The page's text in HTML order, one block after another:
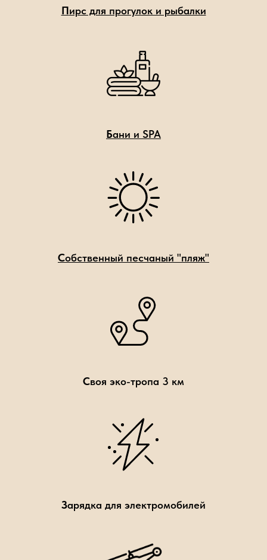
Пирс для прогулок и рыбалки
Бани и SPA
Собственный песчаный "пляж"
Своя эко-тропа 3 км
Зарядка для электромобилей